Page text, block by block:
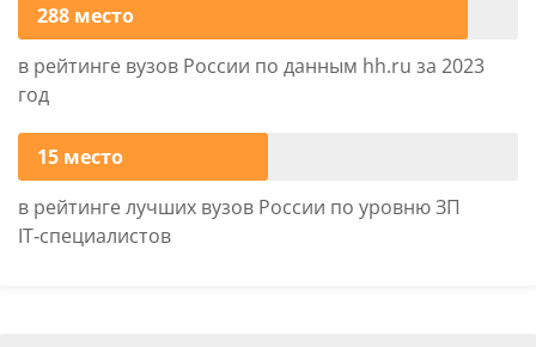
288 место
в рейтинге вузов России по данным hh.ru за 2023
год
15 место
в рейтинге лучших вузов России по уровню ЗП
IT‑специалистов